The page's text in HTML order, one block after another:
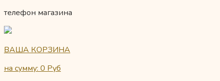
телефон магазина
ВАША КОРЗИНА
на сумму: 0 Руб